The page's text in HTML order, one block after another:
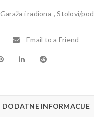
Garaža i radiona ,Stolovi/
Email to a Friend
DODATNE INFORMACIJE